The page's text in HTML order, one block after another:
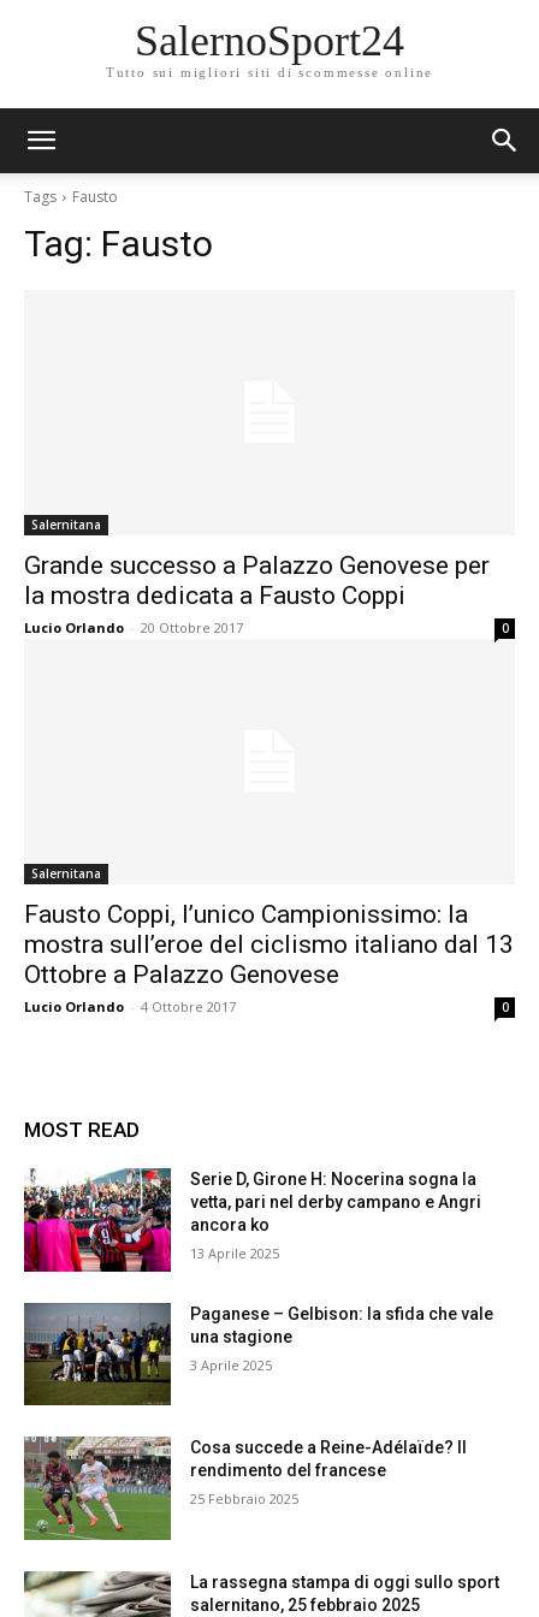
SalernoSport24
Tutto sui migliori siti di scommesse online
Tags Fausto
Tag: Fausto
Salernitana
Grande successo a Palazzo Genovese per
la mostra dedicata a Fausto Coppi
Lucio Orlando - 20 Ottobre 2017 0
Salernitana
Fausto Coppi, l’unico Campionissimo: la
mostra sull’eroe del ciclismo italiano dal 13
Ottobre a Palazzo Genovese
Lucio Orlando - 4 Ottobre 2017 0
MOST READ
Serie D, Girone H: Nocerina sogna la
vetta, pari nel derby campano e Angri
ancora ko
13 Aprile 2025
Paganese – Gelbison: la sfida che vale
una stagione
3 Aprile 2025
Cosa succede a Reine-Adélaïde? Il
rendimento del francese
25 Febbraio 2025
La rassegna stampa di oggi sullo sport
salernitano, 25 febbraio 2025